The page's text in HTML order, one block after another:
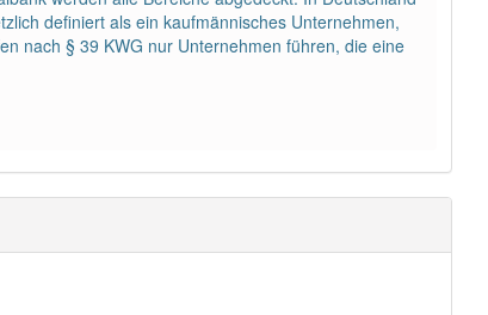
definiert als ein kaufmännisches Unternehmen,
nach § 39 KWG nur Unternehmen führen, die eine